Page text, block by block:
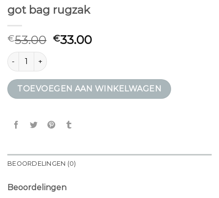
got bag rugzak
€53.00 €33.00
got bag rugzak aantal
TOEVOEGEN AAN WINKELWAGEN
BEOORDELINGEN (0)
Beoordelingen